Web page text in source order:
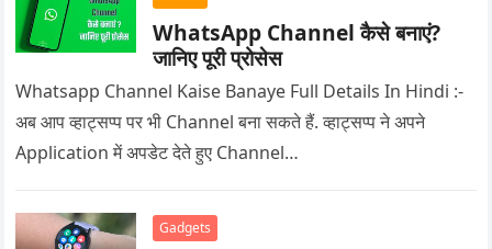
WhatsApp Channel कैसे बनाएं?
जानिए पूरी प्रोसेस
Whatsapp Channel Kaise Banaye Full Details In Hindi :-
अब आप व्हाट्सप्प पर भी Channel बना सकते हैं. व्हाट्सप्प ने अपने
Application में अपडेट देते हुए Channel…
Gadgets